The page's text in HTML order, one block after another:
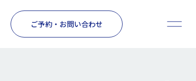
ご予約・お問い合わせ